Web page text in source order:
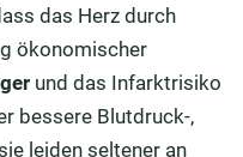
das Herz durch
ökonomischer
und das Infarktrisiko
bessere Blutdruck-,
leiden seltener an